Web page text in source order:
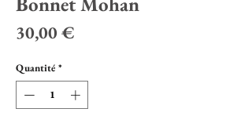
30,00 €Prix
Quantité *